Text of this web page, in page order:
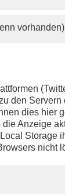
den
dies hier
Anzeige
Storage
nicht